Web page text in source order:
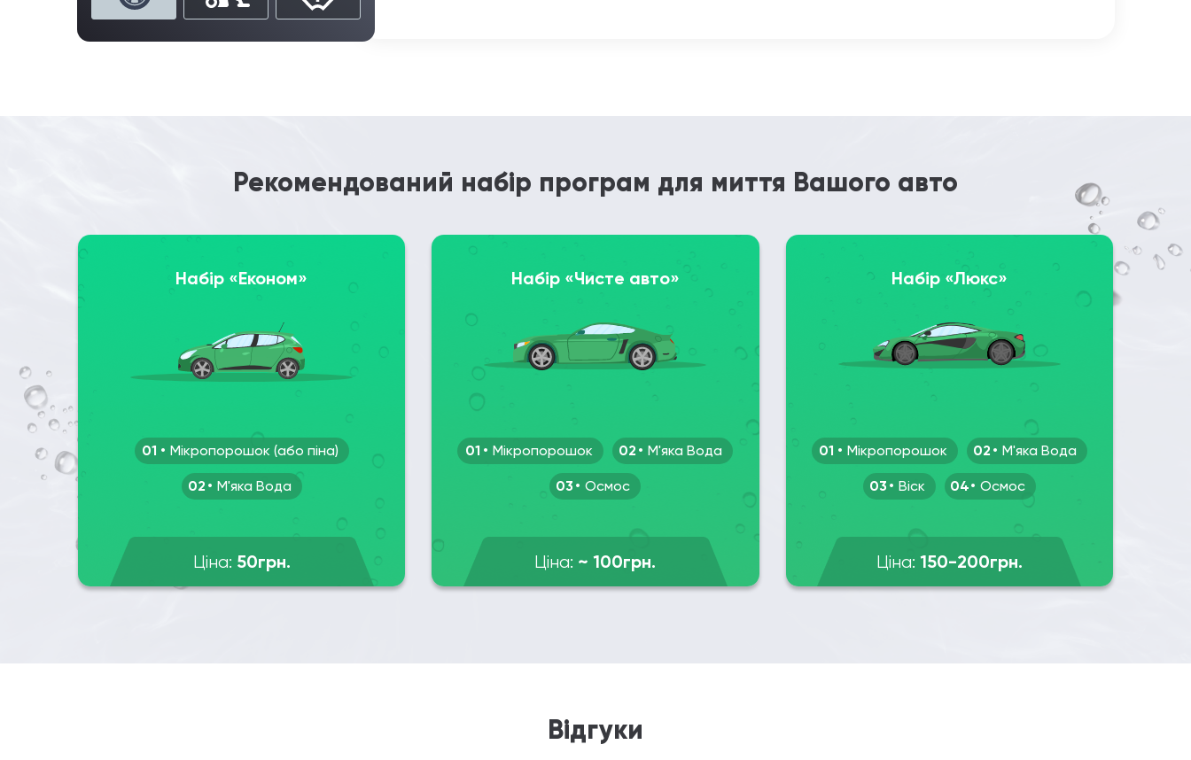
Рекомендований набір програм для миття Вашого авто
Набір «Економ»
01 Мікропорошок (або піна)
02 М'яка Вода
Ціна: 50грн.
Набір «Чисте авто»
01 Мікропорошок 02 М'яка Вода
03 Осмос
Ціна: ~ 100грн.
Набір «Люкс»
01 Мікропорошок 02 М'яка Вода
03 Віск 04 Осмос
Ціна: 150-200грн.
Відгуки